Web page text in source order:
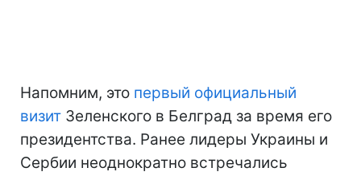
Напомним, это первый официальный
визит Зеленского в Белград за время его
президентства. Ранее лидеры Украины и
Сербии неоднократно встречались